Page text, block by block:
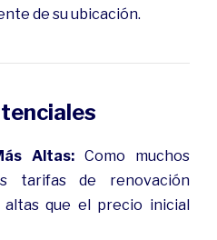
de su ubicación.
Altas: Como muchos
tarifas de renovación
que el precio inicial